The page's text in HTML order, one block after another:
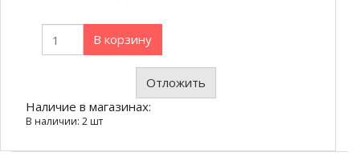
В корзину
Отложить
Наличие в магазинах:
В наличии: 2 шт